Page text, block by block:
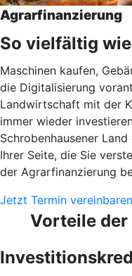
Agrarfinanzierung
So vielfältig
Maschinen kaufen,
die Digitalisierung
Landwirtschaft mit der
immer wieder
Schrobenhausener
Ihrer Seite, die Sie
der Agrarfinanzierung
Jetzt Termin vereinbaren
Vorteile